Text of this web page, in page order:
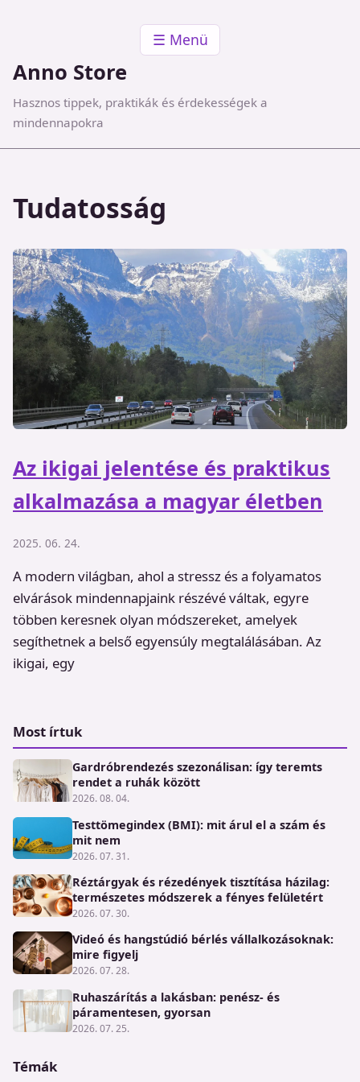
☰ Menü
Anno Store
Hasznos tippek, praktikák és érdekességek a
mindennapokra
Tudatosság
Az ikigai jelentése és praktikus
alkalmazása a magyar életben
2025. 06. 24.
A modern világban, ahol a stressz és a folyamatos
elvárások mindennapjaink részévé váltak, egyre
többen keresnek olyan módszereket, amelyek
segíthetnek a belső egyensúly megtalálásában. Az
ikigai, egy
Most írtuk
Gardróbrendezés szezonálisan: így teremts
rendet a ruhák között
2026. 08. 04.
Testtömegindex (BMI): mit árul el a szám és
mit nem
2026. 07. 31.
Réztárgyak és rézedények tisztítása házilag:
természetes módszerek a fényes felületért
2026. 07. 30.
Videó és hangstúdió bérlés vállalkozásoknak:
mire figyelj
2026. 07. 28.
Ruhaszárítás a lakásban: penész- és
páramentesen, gyorsan
2026. 07. 25.
Témák